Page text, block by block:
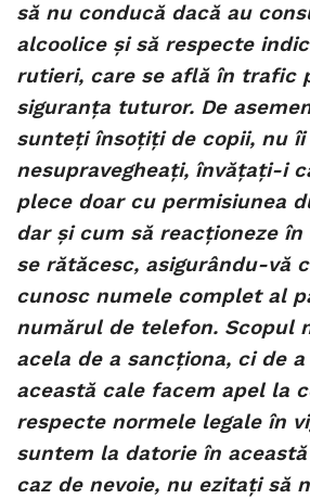
să nu conducă dacă au
alcoolice și să respecte
rutieri, care se află în trafic
siguranța tuturor. De
sunteți însoțiți de copii, nu îi
nesupravegheați, învățați-i
plece doar cu permisiunea
dar și cum să reacționeze
se rătăcesc, asigurându-vă
cunosc numele complet al
numărul de telefon. Scopul
acela de a sancționa, ci de
această cale facem apel la
respecte normele legale în
suntem la datorie în
caz de nevoie, nu ezitați să